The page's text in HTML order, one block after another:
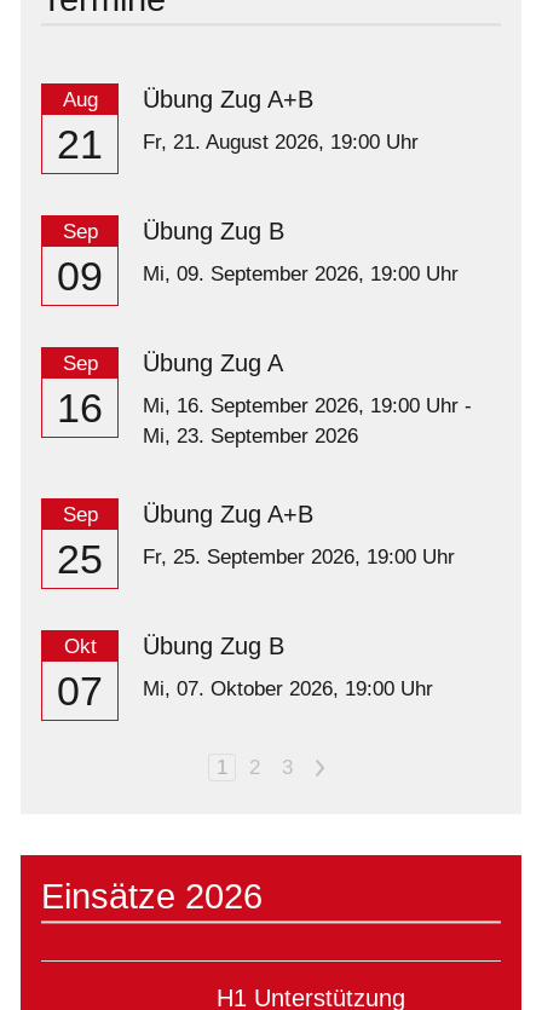
Aug
21
Übung Zug A+B
Fr, 21. August 2026, 19:00 Uhr
Sep
09
Übung Zug B
Mi, 09. September 2026, 19:00 Uhr
Sep
16
Übung Zug A
Mi, 16. September 2026, 19:00 Uhr -
Mi, 23. September 2026
Sep
25
Übung Zug A+B
Fr, 25. September 2026, 19:00 Uhr
Okt
07
Übung Zug B
Mi, 07. Oktober 2026, 19:00 Uhr
1 2 3 >
Einsätze 2026
H1 Unterstützung